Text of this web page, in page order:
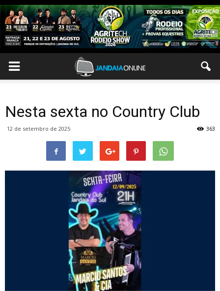
Nesta sexta no Country Club
12 de setembro de 2025 363